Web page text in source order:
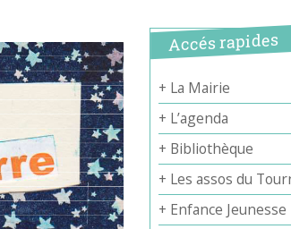
Accés rapides
+ La Mairie
+ L’agenda
+ Bibliothèque
+ Les assos du
+ Enfance Jeunesse